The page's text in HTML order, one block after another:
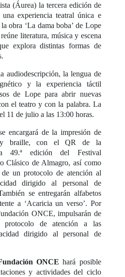
(Áurea) la tercera edición de
una experiencia teatral única e
obra ‘La dama boba’ de Lope
literatura, música y escena
explora distintas formas de
audiodescripción, la lengua de
y la experiencia táctil
de Lope para abrir nuevas
el teatro y con la palabra. La
11 de julio a las 13:00 horas.
encargará de la impresión de
y braille, con el QR de la
49.ª edición del Festival
Clásico de Almagro, así como
un protocolo de atención al
dirigido al personal de
se entregarán alfabetos
a ‘Acaricia un verso’. Por
ONCE, impulsarán de
protocolo de atención a las
dirigido al personal de
ONCE hará posible
y actividades del ciclo